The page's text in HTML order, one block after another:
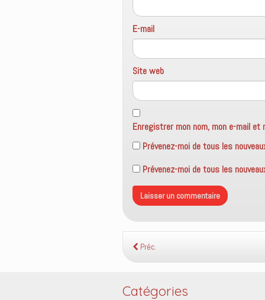
)
E-mail
Site web
Enregistrer mon nom, mon e-mail
Prévenez-moi de tous les
Prévenez-moi de tous les
Préc.
Catégories